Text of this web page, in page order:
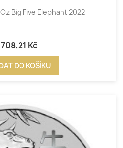
Big Five Elephant 2022
Kč
DO KOŠÍKU